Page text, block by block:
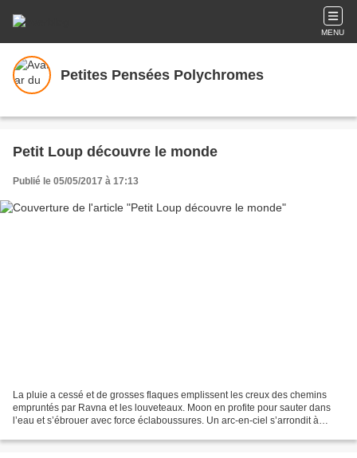
MENU
Petites Pensées Polychromes
Petit Loup découvre le monde
Publié le 05/05/2017 à 17:13
La pluie a cessé et de grosses flaques emplissent les creux des chemins
empruntés par Ravna et les louveteaux. Moon en profite pour sauter dans
l’eau et s’ébrouer avec force éclaboussures. Un arc-en-ciel s’arrondit à